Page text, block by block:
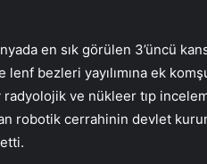
en sık görülen 3’üncü
bezleri yayılımına ek
radyolojik ve nükleer tıp
robotik cerrahinin devlet